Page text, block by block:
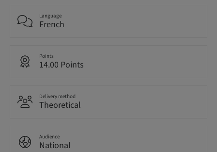
Language
French
Points
14.00 Points
Delivery method
Theoretical
Audience
National